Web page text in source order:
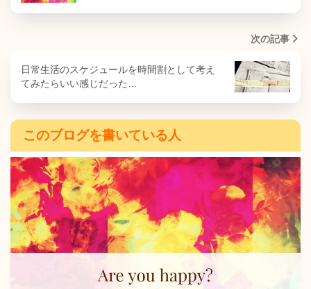
次の記事
日常生活のスケジュールを時間割として考え
てみたらいい感じだった…
このブログを書いている人